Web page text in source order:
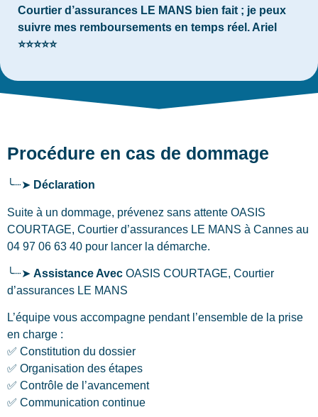
Courtier d’assurances LE MANS bien fait ; je peux
suivre mes remboursements en temps réel. Ariel
⭐⭐⭐⭐⭐
Procédure en cas de dommage
╰┈➤ Déclaration
Suite à un dommage, prévenez sans attente OASIS
COURTAGE, Courtier d’assurances LE MANS à Cannes au
04 97 06 63 40 pour lancer la démarche.
╰┈➤ Assistance Avec OASIS COURTAGE, Courtier
d’assurances LE MANS
L’équipe vous accompagne pendant l’ensemble de la prise
en charge :
✅ Constitution du dossier
✅ Organisation des étapes
✅ Contrôle de l’avancement
✅ Communication continue